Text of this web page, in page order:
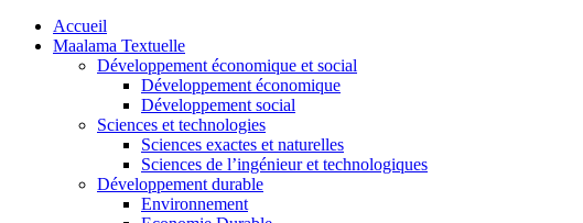
Accueil
Maalama Textuelle
Développement économique et social
Développement économique
Développement social
Sciences et technologies
Sciences exactes et naturelles
Sciences de l’ingénieur et technologiques
Développement durable
Environnement